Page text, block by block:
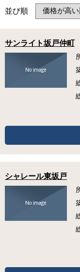
並び順
サンライト坂戸仲町
シャレール東坂戸